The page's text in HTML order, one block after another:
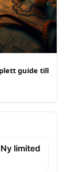
guide till
limited